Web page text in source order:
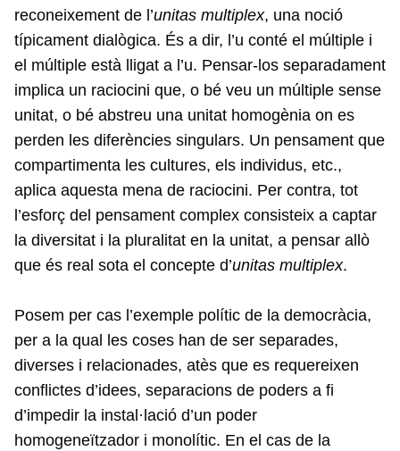
reconeixement de l’unitas multiplex, una noció
típicament dialògica. És a dir, l’u conté el múltiple i
el múltiple està lligat a l’u. Pensar-los separadament
implica un raciocini que, o bé veu un múltiple sense
unitat, o bé abstreu una unitat homogènia on es
perden les diferències singulars. Un pensament que
compartimenta les cultures, els individus, etc.,
aplica aquesta mena de raciocini. Per contra, tot
l’esforç del pensament complex consisteix a captar
la diversitat i la pluralitat en la unitat, a pensar allò
que és real sota el concepte d’unitas multiplex.
Posem per cas l’exemple polític de la democràcia,
per a la qual les coses han de ser separades,
diverses i relacionades, atès que es requereixen
conflictes d’idees, separacions de poders a fi
d’impedir la instal·lació d’un poder
homogeneïtzador i monolític. En el cas de la